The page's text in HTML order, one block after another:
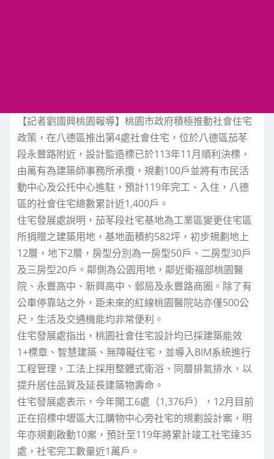
【記者劉國興桃園報導】桃園市政府積極推動社會住宅
政策，在八德區推出第4處社會住宅，位於八德區茄苳
段永豐路附近，設計監造標已於113年11月順利決標，
由萬有為建築師事務所承攬，規劃100戶並將有市民活
動中心及公托中心進駐，預計119年完工、入住，八德
區的社會住宅總數累計近1,400戶。
住宅發展處說明，茄苳段社宅基地為工業區變更住宅區
所捐贈之建築用地，基地面積約582坪，初步規劃地上
12層，地下2層，房型分別為一房型50戶、二房型30戶
及三房型20戶。鄰側為公園用地，鄰近衛福部桃園醫
院、永豐高中、新興高中、郵局及永豐路商圈。除了有
公車停靠站之外，距未來的紅線桃園醫院站亦僅500公
尺，生活及交通機能均非常便利。
住宅發展處指出，桃園社會住宅設計均已採建築能效
1+標章、智慧建築、無障礙住宅，並導入BIM系統進行
工程管理，工法上採用整體式衛浴、同層排氣排水，以
提升居住品質及延長建築物壽命。
住宅發展處表示，今年開工6處（1,376戶），12月目前
正在招標中壢區大江購物中心旁社宅的規劃設計案，明
年亦規劃啟動10案，預計至119年將累計竣工社宅達35
處，社宅完工數量近1萬戶。